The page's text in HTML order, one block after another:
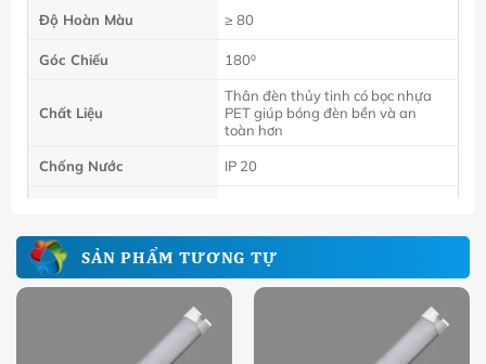
Độ Hoàn Màu ≥ 80
Góc Chiếu 180⁰
Chất Liệu
Thân đèn thủy tinh có bọc nhựa
PET giúp bóng đèn bền và an
toàn hơn
Chống Nước IP 20
SẢN PHẨM TƯƠNG TỰ